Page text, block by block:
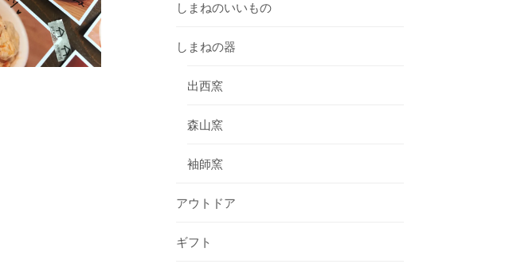
しまねのいいもの
しまねの器
出西窯
森山窯
袖師窯
アウトドア
ギフト